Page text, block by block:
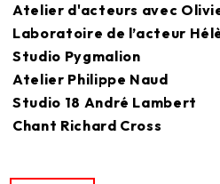
Atelier d'acteurs avec
Laboratoire de l’acteur
Studio Pygmalion
Atelier Philippe Naud
Studio 18 André Lambert
Chant Richard Cross